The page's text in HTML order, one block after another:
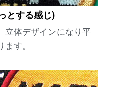
とする感じ)
立体デザインになり平
す。